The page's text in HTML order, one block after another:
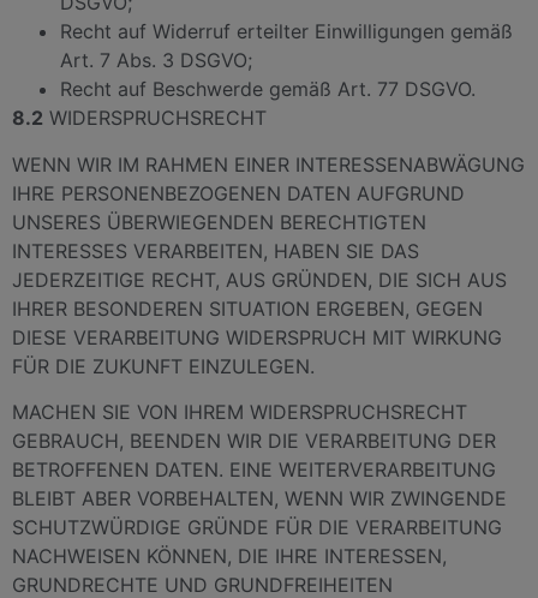
Recht auf Widerruf erteilter Einwilligungen gemäß
Art. 7 Abs. 3 DSGVO;
Recht auf Beschwerde gemäß Art. 77 DSGVO.
8.2 WIDERSPRUCHSRECHT
WENN WIR IM RAHMEN EINER INTERESSENABWÄGUNG
IHRE PERSONENBEZOGENEN DATEN AUFGRUND
UNSERES ÜBERWIEGENDEN BERECHTIGTEN
INTERESSES VERARBEITEN, HABEN SIE DAS
JEDERZEITIGE RECHT, AUS GRÜNDEN, DIE SICH AUS
IHRER BESONDEREN SITUATION ERGEBEN, GEGEN
DIESE VERARBEITUNG WIDERSPRUCH MIT WIRKUNG
FÜR DIE ZUKUNFT EINZULEGEN.
MACHEN SIE VON IHREM WIDERSPRUCHSRECHT
GEBRAUCH, BEENDEN WIR DIE VERARBEITUNG DER
BETROFFENEN DATEN. EINE WEITERVERARBEITUNG
BLEIBT ABER VORBEHALTEN, WENN WIR ZWINGENDE
SCHUTZWÜRDIGE GRÜNDE FÜR DIE VERARBEITUNG
NACHWEISEN KÖNNEN, DIE IHRE INTERESSEN,
GRUNDRECHTE UND GRUNDFREIHEITEN